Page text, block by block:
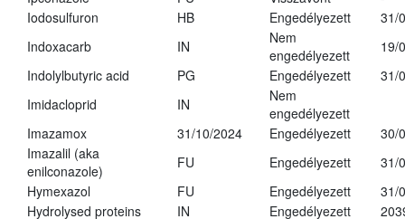
Iodosulfuron
HB Engedélyezett
31/
Indoxacarb
IN
Nem
engedélyezett
19/
Indolylbutyric acid
PG Engedélyezett
31/
Imidacloprid
IN
Nem
engedélyezett
Imazamox
31/10/2024 Engedélyezett
30/
Imazalil (aka
enilconazole)
FU Engedélyezett
31/
Hymexazol
FU Engedélyezett
31/
Hydrolysed proteins
IN Engedélyezett